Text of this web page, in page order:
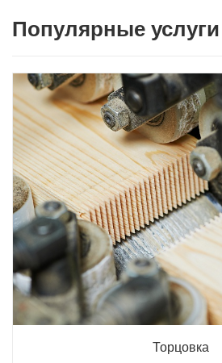
Популярные услуги
Торцовка